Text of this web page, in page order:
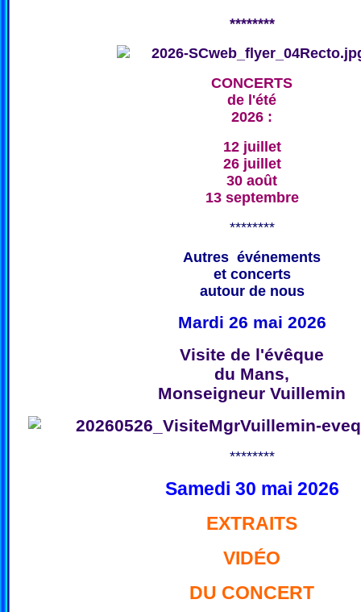
********
CONCERTS
de l'été
2026 :
12 juillet
26 juillet
30 août
13 septembre
********
Autres événements
et concerts
autour de nous
Mardi 26 mai 2026
Visite de l'évêque
du Mans,
Monseigneur Vuillemin
********
Samedi 30 mai 2026
EXTRAITS
VIDÉO
DU CONCERT